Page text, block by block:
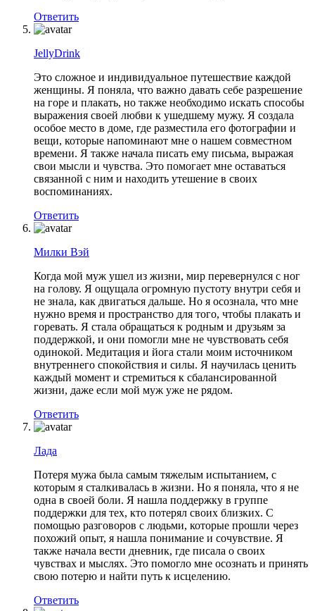
Ответить
JellyDrink
Это сложное и индивидуальное путешествие каждой
женщины. Я поняла, что важно давать себе разрешение
на горе и плакать, но также необходимо искать способы
выражения своей любви к ушедшему мужу. Я создала
особое место в доме, где разместила его фотографии и
вещи, которые напоминают мне о нашем совместном
времени. Я также начала писать ему письма, выражая
свои мысли и чувства. Это помогает мне оставаться
связанной с ним и находить утешение в своих
воспоминаниях.
Ответить
Милки Вэй
Когда мой муж ушел из жизни, мир перевернулся с ног
на голову. Я ощущала огромную пустоту внутри себя и
не знала, как двигаться дальше. Но я осознала, что мне
нужно время и пространство для того, чтобы плакать и
горевать. Я стала обращаться к родным и друзьям за
поддержкой, и они помогли мне не чувствовать себя
одинокой. Медитация и йога стали моим источником
внутреннего спокойствия и силы. Я научилась ценить
каждый момент и стремиться к сбалансированной
жизни, даже если мой муж уже не рядом.
Ответить
Лада
Потеря мужа была самым тяжелым испытанием, с
которым я сталкивалась в жизни. Но я поняла, что я не
одна в своей боли. Я нашла поддержку в группе
поддержки для тех, кто потерял своих близких. С
помощью разговоров с людьми, которые прошли через
похожий опыт, я нашла понимание и сочувствие. Я
также начала вести дневник, где писала о своих
чувствах и мыслях. Это помогло мне осознать и принять
свою потерю и найти путь к исцелению.
Ответить